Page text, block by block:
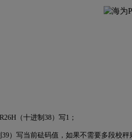
（十进制38）写1；
）写当前砝码值，如果不需要多段校秤